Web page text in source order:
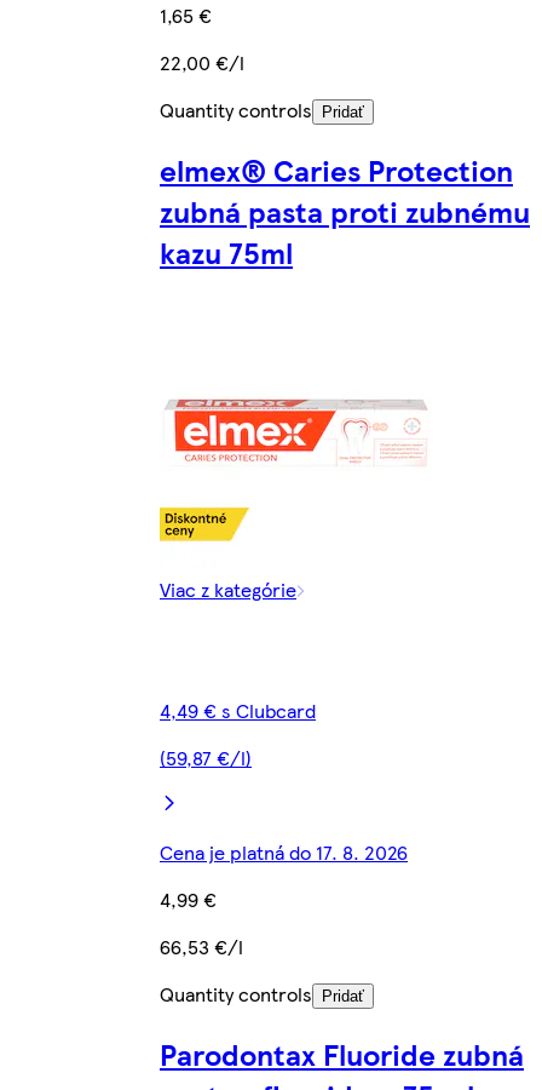
1,65 €
22,00 €/l
Quantity controls
Pridať
elmex® Caries Protection
zubná pasta proti zubnému
kazu 75ml
Viac z kategórie
4,49 € s Clubcard
(59,87 €/l)
Cena je platná do 17. 8. 2026
4,99 €
66,53 €/l
Quantity controls
Pridať
Parodontax Fluoride zubná